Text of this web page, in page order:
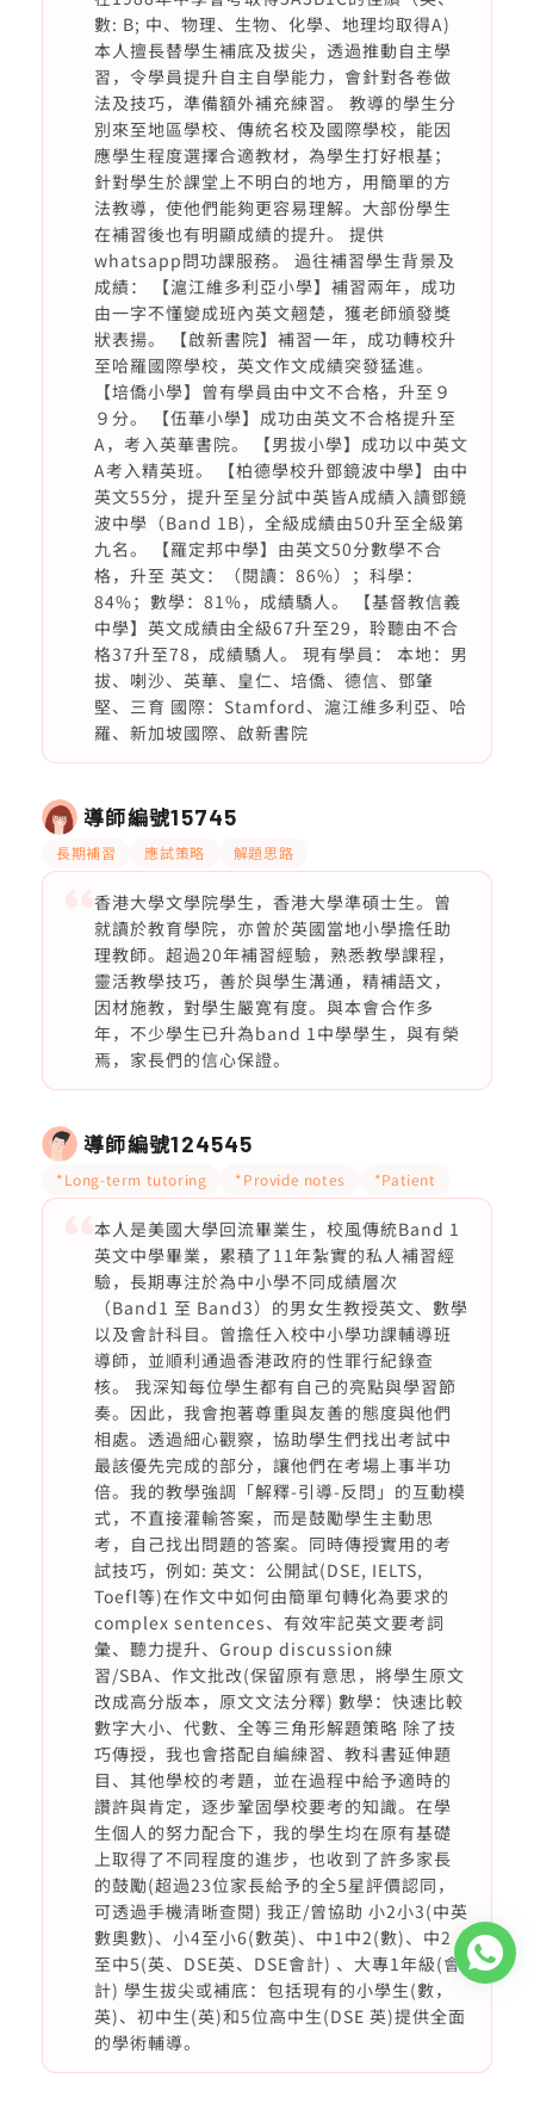
數: B; 中、物理、生物、化學、地理均取得A)
本人擅長替學生補底及拔尖，透過推動自主學
習，令學員提升自主自學能力，會針對各卷做
法及技巧，準備額外補充練習。 教導的學生分
別來至地區學校、傳統名校及國際學校，能因
應學生程度選擇合適教材，為學生打好根基；
針對學生於課堂上不明白的地方，用簡單的方
法教導，使他們能夠更容易理解。大部份學生
在補習後也有明顯成績的提升。 提供
whatsapp問功課服務。 過往補習學生背景及
成績： 【滬江維多利亞小學】補習兩年，成功
由一字不懂變成班內英文翹楚，獲老師頒發獎
狀表揚。 【啟新書院】補習一年，成功轉校升
至哈羅國際學校，英文作文成績突發猛進。
【培僑小學】曾有學員由中文不合格，升至９
９分。 【伍華小學】成功由英文不合格提升至
A，考入英華書院。 【男拔小學】成功以中英文
A考入精英班。 【柏德學校升鄧鏡波中學】由中
英文55分，提升至呈分試中英皆A成績入讀鄧鏡
波中學（Band 1B)，全級成績由50升至全級第
九名。 【羅定邦中學】由英文50分數學不合
格，升至 英文：（閱讀：86%）；科學：
84%；數學：81%，成績驕人。 【基督教信義
中學】英文成績由全級67升至29，聆聽由不合
格37升至78，成績驕人。 現有學員： 本地：男
拔、喇沙、英華、皇仁、培僑、德信、鄧肇
堅、三育 國際：Stamford、滬江維多利亞、哈
羅、新加坡國際、啟新書院
導師編號15745
長期補習 應試策略 解題思路
香港大學文學院學生，香港大學準碩士生。曾
就讀於教育學院，亦曾於英國當地小學擔任助
理教師。超過20年補習經驗，熟悉教學課程，
靈活教學技巧，善於與學生溝通，精補語文，
因材施教，對學生嚴寛有度。與本會合作多
年，不少學生已升為band 1中學學生，與有榮
焉，家長們的信心保證。
導師編號124545
*Long-term tutoring *Provide notes *Patient
本人是美國大學回流畢業生，校風傳統Band 1
英文中學畢業，累積了11年紮實的私人補習經
驗，長期專注於為中小學不同成績層次
（Band1 至 Band3）的男女生教授英文、數學
以及會計科目。曾擔任入校中小學功課輔導班
導師，並順利通過香港政府的性罪行紀錄查
核。 我深知每位學生都有自己的亮點與學習節
奏。因此，我會抱著尊重與友善的態度與他們
相處。透過細心觀察，協助學生們找出考試中
最該優先完成的部分，讓他們在考場上事半功
倍。我的教學強調「解釋-引導-反問」的互動模
式，不直接灌輸答案，而是鼓勵學生主動思
考，自己找出問題的答案。同時傳授實用的考
試技巧，例如: 英文：公開試(DSE, IELTS,
Toefl等)在作文中如何由簡單句轉化為要求的
complex sentences、有效牢記英文要考詞
彙、聽力提升、Group discussion練
習/SBA、作文批改(保留原有意思，將學生原文
改成高分版本，原文文法分釋) 數學：快速比較
數字大小、代數、全等三角形解題策略 除了技
巧傳授，我也會搭配自編練習、教科書延伸題
目、其他學校的考題，並在過程中給予適時的
讚許與肯定，逐步鞏固學校要考的知識。在學
生個人的努力配合下，我的學生均在原有基礎
上取得了不同程度的進步，也收到了許多家長
的鼓勵(超過23位家長給予的全5星評價認同，
可透過手機清晰查閱) 我正/曾協助 小2小3(中英
數奧數)、小4至小6(數英)、中1中2(數)、中2
至中5(英、DSE英、DSE會計) 、大專1年級(會
計) 學生拔尖或補底：包括現有的小學生(數，
英)、初中生(英)和5位高中生(DSE 英)提供全面
的學術輔導。